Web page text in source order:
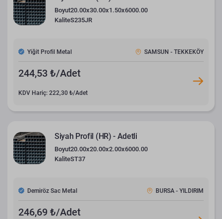
Boyut20.00x30.00x1.50x6000.00
KaliteS235JR
Yiğit Profil Metal SAMSUN - TEKKEKÖY
244,53 ₺/Adet
KDV Hariç: 222,30 ₺/Adet
Siyah Profil (HR) - Adetli
Boyut20.00x20.00x2.00x6000.00
KaliteST37
Demiröz Sac Metal BURSA - YILDIRIM
246,69 ₺/Adet